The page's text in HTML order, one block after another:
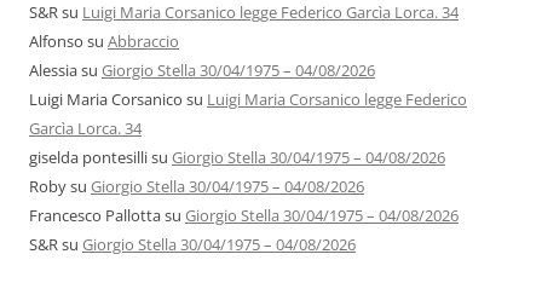
S&Rsu Luigi Maria Corsanico legge Federico Garcìa Lorca. 34
Alfonso su Abbraccio
Alessiasu Giorgio Stella 30/04/1975 – 04/08/2026
Luigi Maria Corsanico su Luigi Maria Corsanico legge Federico
Garcìa Lorca. 34
giselda pontesillisu Giorgio Stella 30/04/1975 – 04/08/2026
Robysu Giorgio Stella 30/04/1975 – 04/08/2026
Francesco Pallottasu Giorgio Stella 30/04/1975 – 04/08/2026
S&Rsu Giorgio Stella 30/04/1975 – 04/08/2026